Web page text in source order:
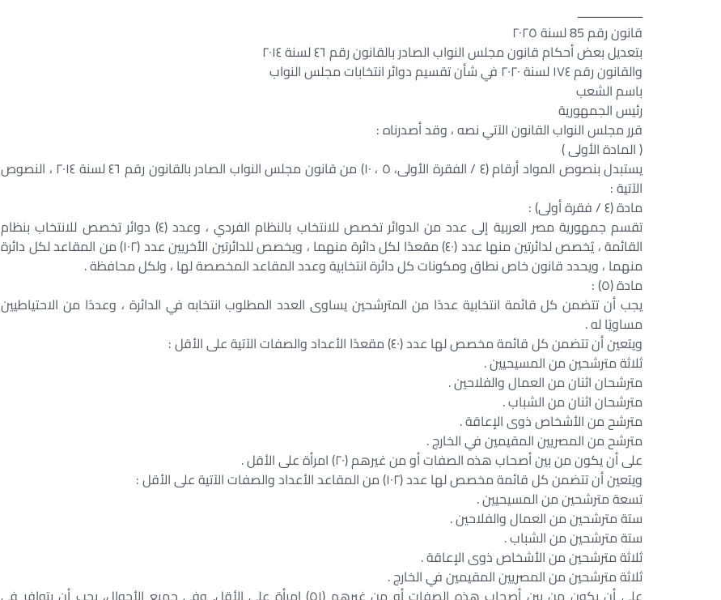
ــــــــــــــــــــ
قانون رقم 85 لسنة ٢٠٢٥
بتعديل بعض أحكام قانون مجلس النواب الصادر بالقانون رقم ٤٦ لسنة ٢٠١٤
والقانون رقم ١٧٤ لسنة ۲۰۲۰ في شأن تقسيم دوائر انتخابات مجلس النواب
باسم الشعب
رئيس الجمهورية
قرر مجلس النواب القانون الآتي نصه ، وقد أصدرناه :
( المادة الأولى )
يستبدل بنصوص المواد أرقام (٤ / الفقرة الأولى، ٥ ، ۱۰) من قانون مجلس النواب الصادر بالقانون رقم ٤٦ لسنة ٢٠١٤ ، النصوص
الآتية :
مادة (٤ / فقرة أولى) :
تقسم جمهورية مصر العربية إلى عدد من الدوائر تخصص للانتخاب بالنظام الفردي ، وعدد (٤) دوائر تخصص للانتخاب بنظام
القائمة ، يُخصص لدائرتين منها عدد (٤٠) مقعدًا لكل دائرة منهما ، ويخصص للدائرتين الأخريين عدد (۱۰۲) من المقاعد لكل دائرة
منهما ، ويحدد قانون خاص نطاق ومكونات كل دائرة انتخابية وعدد المقاعد المخصصة لها ، ولكل محافظة .
مادة (٥) :
يجب أن تتضمن كل قائمة انتخابية عددًا من المترشحين يساوى العدد المطلوب انتخابه في الدائرة ، وعددًا من الاحتياطيين
مساويًا له .
ويتعين أن تتضمن كل قائمة مخصص لها عدد (٤٠) مقعدًا الأعداد والصفات الآتية على الأقل :
ثلاثة مترشحين من المسيحيين .
مترشحان اثنان من العمال والفلاحين .
مترشحان اثنان من الشباب .
مترشح من الأشخاص ذوى الإعاقة .
مترشح من المصريين المقيمين في الخارج .
على أن يكون من بين أصحاب هذه الصفات أو من غيرهم (۲۰) امرأة على الأقل .
ويتعين أن تتضمن كل قائمة مخصص لها عدد (۱۰۲) من المقاعد الأعداد والصفات الآتية على الأقل :
تسعة مترشحين من المسيحيين .
ستة مترشحين من العمال والفلاحين .
ستة مترشحين من الشباب .
ثلاثة مترشحين من الأشخاص ذوى الإعاقة .
ثلاثة مترشحين من المصريين المقيمين في الخارج .